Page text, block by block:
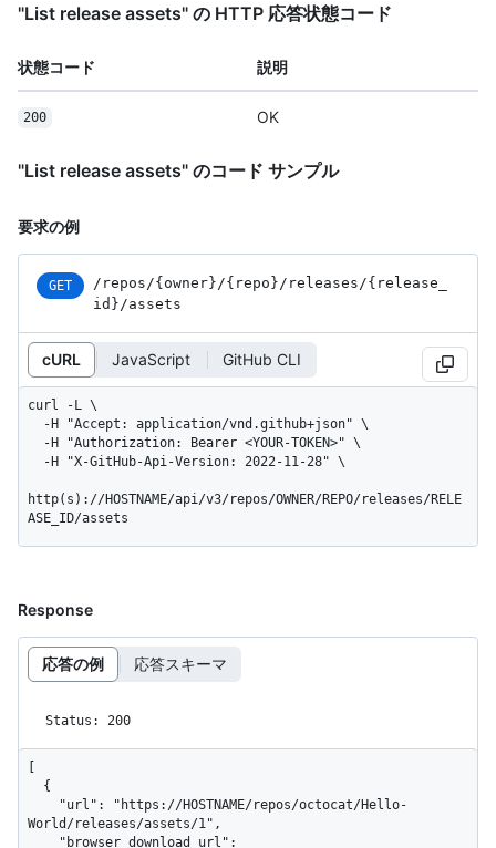
"List release assets" の HTTP 応答状態コード
状態コード 説明
200 OK
"List release assets" のコード サンプル
要求の例
GET /repos /{owner} /{repo} /releases /{release_
id} /assets
cURL JavaScript GitHub CLI
curl -L \
http(s)://HOSTNAME/api/v3/repos/OWNER/REPO/releases/RELE
ASE_ID/assets
Response
応答の例 応答スキーマ
Status: 200
[
World/releases/assets/1",